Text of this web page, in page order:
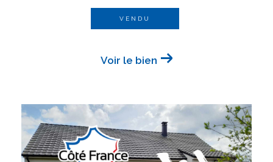
VENDU
Voir le bien